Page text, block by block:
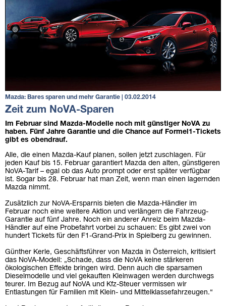
Mazda: Bares sparen und mehr Garantie | 03.02.2014
Zeit zum NoVA-Sparen
Im Februar sind Mazda-Modelle noch mit günstiger NoVA zu
haben. Fünf Jahre Garantie und die Chance auf Formel1-Tickets
gibt es obendrauf.
Alle, die einen Mazda-Kauf planen, sollen jetzt zuschlagen. Für
jeden Kauf bis 15. Februar garantiert Mazda den alten, günstigeren
NoVA-Tarif – egal ob das Auto prompt oder erst später verfügbar
ist. Sogar bis 28. Februar hat man Zeit, wenn man einen lagernden
Mazda nimmt.
Zusätzlich zur NoVA-Ersparnis bieten die Mazda-Händler im
Februar noch eine weitere Aktion und verlängern die Fahrzeug-
Garantie auf fünf Jahre. Noch ein anderer Anreiz beim Mazda-
Händler auf eine Probefahrt vorbei zu schauen: Es gibt zwei von
hundert Tickets für den F1-Grand-Prix in Spielberg zu gewinnen.
Günther Kerle, Geschäftsführer von Mazda in Österreich, kritisiert
das NoVA-Modell: „Schade, dass die NoVA keine stärkeren
ökologischen Effekte bringen wird. Denn auch die sparsamen
Dieselmodelle und viel gekauften Kleinwagen werden durchwegs
teurer. Im Bezug auf NoVA und Kfz-Steuer vermissen wir
Entlastungen für Familien mit Klein- und Mittelklassefahrzeugen.“